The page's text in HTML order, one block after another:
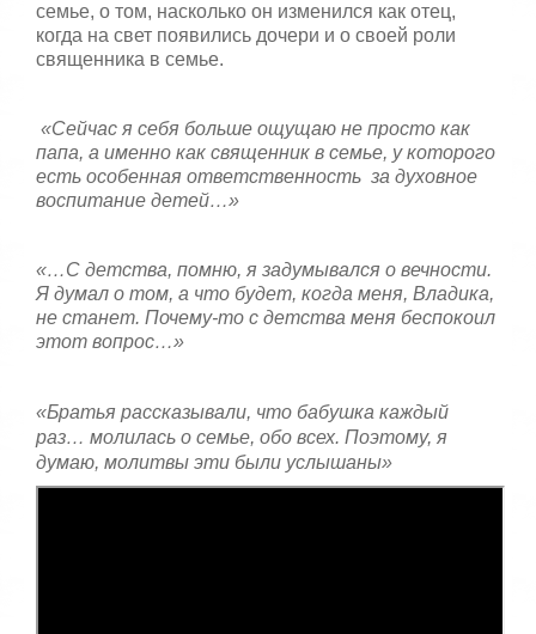
семье, о том, насколько он изменился как отец,
когда на свет появились дочери и о своей роли
священника в семье.
«Сейчас я себя больше ощущаю не просто как
папа, а именно как священник в семье, у которого
есть особенная ответственность за духовное
воспитание детей…»
«…С детства, помню, я задумывался о вечности.
Я думал о том, а что будет, когда меня, Владика,
не станет. Почему-то с детства меня беспокоил
этот вопрос…»
«Братья рассказывали, что бабушка каждый
раз… молилась о семье, обо всех. Поэтому, я
думаю, молитвы эти были услышаны»